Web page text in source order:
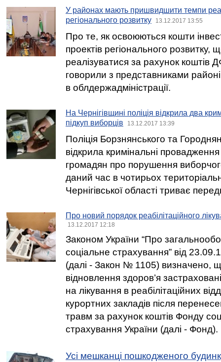
У районах мають пришвидшити темпи
регіонального розвитку
13.12.2017 13:55
Про те, як освоюються кошти
проектів регіонального розвитку,
реалізуватися за рахунок коштів
говорили з представниками
в облдержадміністрації.
На Чернігівщині поліція відкрила два
підкуп виборців
13.12.2017 13:39
Поліція Борзнянського та
відкрила кримінальні
громадян про порушення
даний час в чотирьох
Чернігівської області триває
Про новий порядок реабілітаційного
13.12.2017 12:18
Законом України “Про
соціальне страхування” від
(далі - Закон № 1105) визначено,
відновлення здоров’я
на лікування в реабілітаційних
курортних закладів після
травм за рахунок коштів Фонду
страхування України (далі - Фонд).
Усі мешканці пошкодженого